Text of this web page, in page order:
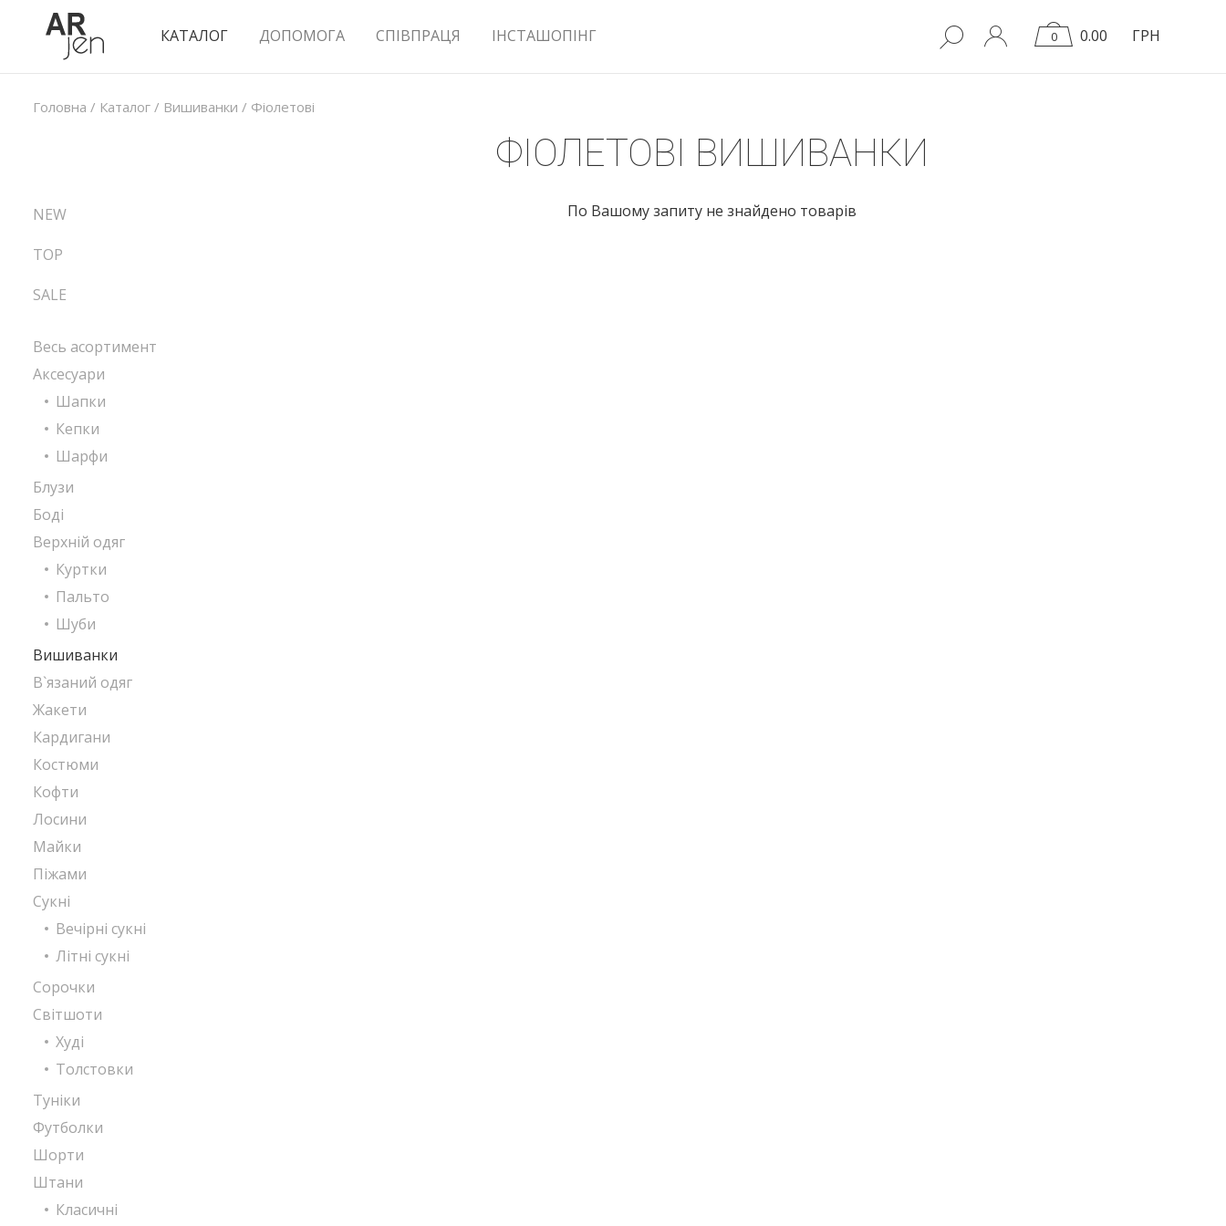
КАТАЛОГ ДОПОМОГА СПІВПРАЦЯ ІНСТАШОПІНГ 0 0.00 ГРН
Головна / Каталог / Вишиванки / Фіолетові
ФІОЛЕТОВІ ВИШИВАНКИ
По Вашому запиту не знайдено товарів
NEW
TOP
SALE
Весь асортимент
Аксесуари
Шапки
Кепки
Шарфи
Блузи
Боді
Верхній одяг
Куртки
Пальто
Шуби
Вишиванки
В`язаний одяг
Жакети
Кардигани
Костюми
Кофти
Лосини
Майки
Піжами
Сукні
Вечірні сукні
Літні сукні
Сорочки
Світшоти
Худі
Толстовки
Туніки
Футболки
Шорти
Штани
Класичні